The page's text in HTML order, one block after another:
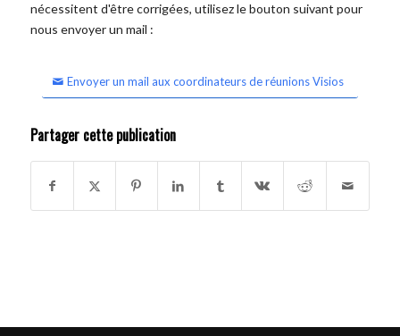
nécessitent d'être corrigées, utilisez le bouton suivant pour
nous envoyer un mail :
Envoyer un mail aux coordinateurs de réunions Visios
Partager cette publication